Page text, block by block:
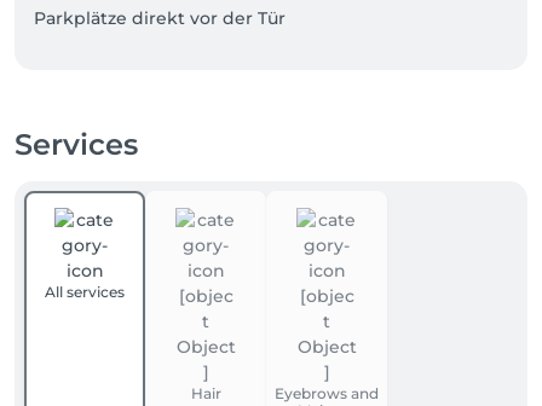
Parkplätze direkt vor der Tür
Services
All services
Hair
Eyebrows and